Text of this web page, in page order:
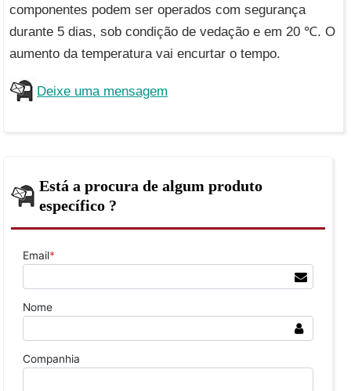
componentes podem ser operados com segurança
durante 5 dias, sob condição de vedação e em 20 ℃. O
aumento da temperatura vai encurtar o tempo.
Deixe uma mensagem
Está a procura de algum produto
específico ?